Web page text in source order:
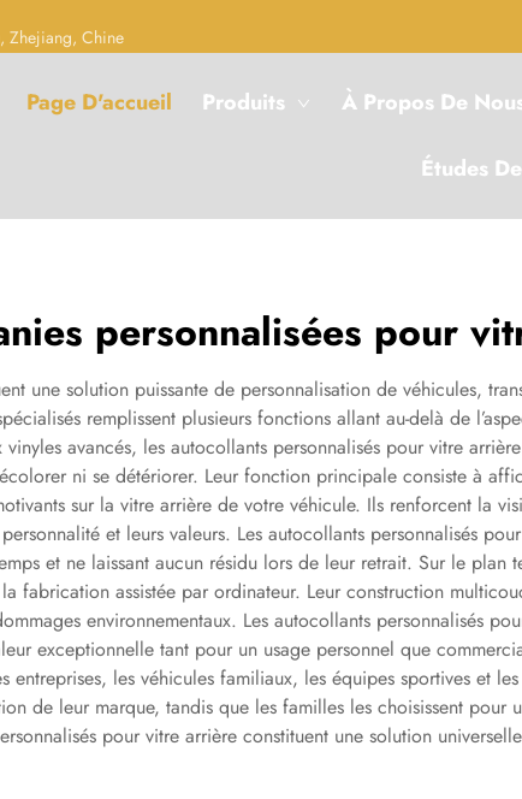
Zhejiang, Chine
Page D'accueil Produits À Propos De
Études
personnalisées pour
une solution puissante de personnalisation de véhicules,
remplissent plusieurs fonctions allant au-delà de
avancés, les autocollants personnalisés pour vitre
ni se détériorer. Leur fonction principale consiste à
sur la vitre arrière de votre véhicule. Ils renforcent la
et leurs valeurs. Les autocollants personnalisés
et ne laissant aucun résidu lors de leur retrait. Sur le plan
fabrication assistée par ordinateur. Leur construction
environnementaux. Les autocollants personnalisés
exceptionnelle tant pour un usage personnel que
entreprises, les véhicules familiaux, les équipes sportives et
de leur marque, tandis que les familles les choisissent pour
pour vitre arrière constituent une solution